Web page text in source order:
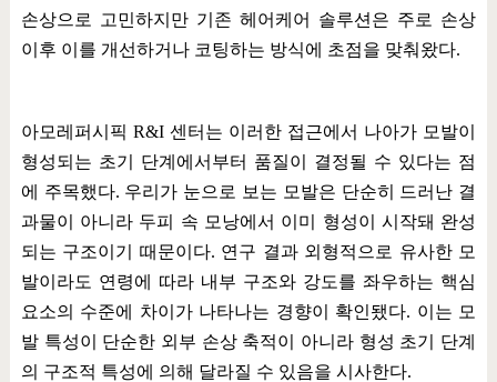
손상으로 고민하지만 기존 헤어케어 솔루션은 주로 손상
이후 이를 개선하거나 코팅하는 방식에 초점을 맞춰왔다.
아모레퍼시픽 R&I 센터는 이러한 접근에서 나아가 모발이
형성되는 초기 단계에서부터 품질이 결정될 수 있다는 점
에 주목했다. 우리가 눈으로 보는 모발은 단순히 드러난 결
과물이 아니라 두피 속 모낭에서 이미 형성이 시작돼 완성
되는 구조이기 때문이다. 연구 결과 외형적으로 유사한 모
발이라도 연령에 따라 내부 구조와 강도를 좌우하는 핵심
요소의 수준에 차이가 나타나는 경향이 확인됐다. 이는 모
발 특성이 단순한 외부 손상 축적이 아니라 형성 초기 단계
의 구조적 특성에 의해 달라질 수 있음을 시사한다.